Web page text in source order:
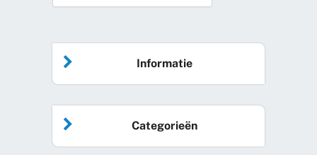
Informatie
Home
Categorieën